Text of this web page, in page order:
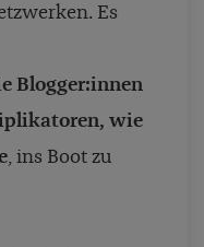
Es
Blogger:innen
wie
, ins Boot zu